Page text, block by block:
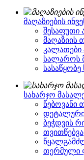
მაღაზიების
შესაფუთი
მაღაზიის
კალათები
სალაროს
სახარჯო
ბეჭდვის
თერმული